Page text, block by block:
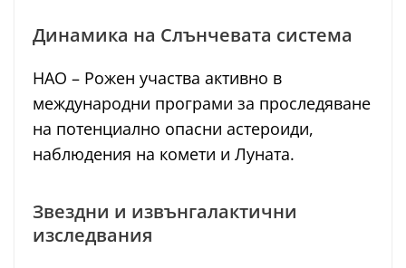
Динамика на Слънчевата система
НАО – Рожен участва активно в
международни програми за проследяване
на потенциално опасни астероиди,
наблюдения на комети и Луната.
Звездни и извънгалактични
изследвания